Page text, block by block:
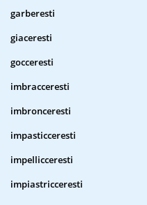
garberesti
giaceresti
gocceresti
imbracceresti
imbronceresti
impasticceresti
impellicceresti
impiastricceresti